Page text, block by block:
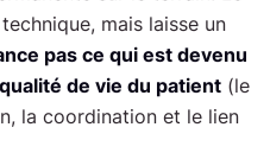
mais laisse un
pas ce qui est devenu
de vie du patient (le
la coordination et le lien